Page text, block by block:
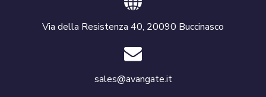
Via della Resistenza 40, 20090 Buccinasco
sales@avangate.it